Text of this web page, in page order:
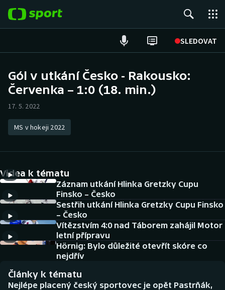
SLEDOVAT
Hokej
Atletika
DALŠÍ SPORTY
Americký fotbal
Baseball a softbal
Biatlon
NEPŘEHLÉDNĚTE
Historické návraty
Aplikace ČT sport
Gól v utkání Česko - Rakousko:
Červenka – 1:0 (18. min.)
17. 5. 2022
MS v hokeji 2022
Videa k tématu
Záznam utkání Hlinka Gretzky Cupu
Finsko – Česko
Sestřih utkání Hlinka Gretzky Cupu Finsko
– Česko
Vítězstvím 4:0 nad Táborem zahájil Motor
letní přípravu
Hörnig: Bylo důležité otevřít skóre co
nejdřív
Články k tématu
Nejlépe placený český sportovec je opět Pastrňák,